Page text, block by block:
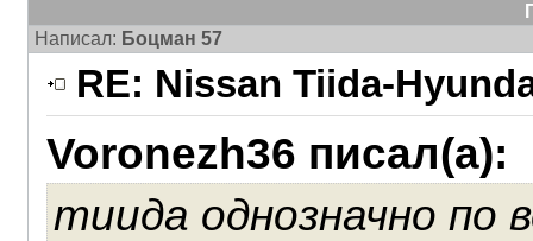
Написал: Боцман 57
RE: Nissan Tiida-
Voronezh36 писал(а):
тиида однозначно по